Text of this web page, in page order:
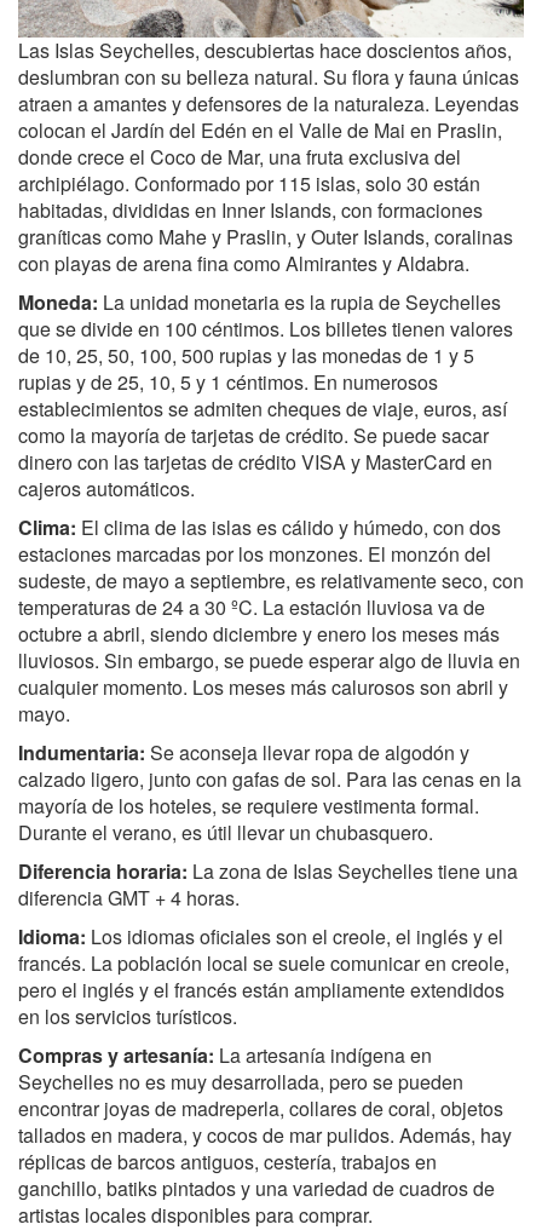
Las Islas Seychelles, descubiertas hace doscientos años,
deslumbran con su belleza natural. Su flora y fauna únicas
atraen a amantes y defensores de la naturaleza. Leyendas
colocan el Jardín del Edén en el Valle de Mai en Praslin,
donde crece el Coco de Mar, una fruta exclusiva del
archipiélago. Conformado por 115 islas, solo 30 están
habitadas, divididas en Inner Islands, con formaciones
graníticas como Mahe y Praslin, y Outer Islands, coralinas
con playas de arena fina como Almirantes y Aldabra.
Moneda: La unidad monetaria es la rupia de Seychelles
que se divide en 100 céntimos. Los billetes tienen valores
de 10, 25, 50, 100, 500 rupias y las monedas de 1 y 5
rupias y de 25, 10, 5 y 1 céntimos. En numerosos
establecimientos se admiten cheques de viaje, euros, así
como la mayoría de tarjetas de crédito. Se puede sacar
dinero con las tarjetas de crédito VISA y MasterCard en
cajeros automáticos.
Clima: El clima de las islas es cálido y húmedo, con dos
estaciones marcadas por los monzones. El monzón del
sudeste, de mayo a septiembre, es relativamente seco, con
temperaturas de 24 a 30 ºC. La estación lluviosa va de
octubre a abril, siendo diciembre y enero los meses más
lluviosos. Sin embargo, se puede esperar algo de lluvia en
cualquier momento. Los meses más calurosos son abril y
mayo.
Indumentaria: Se aconseja llevar ropa de algodón y
calzado ligero, junto con gafas de sol. Para las cenas en la
mayoría de los hoteles, se requiere vestimenta formal.
Durante el verano, es útil llevar un chubasquero.
Diferencia horaria: La zona de Islas Seychelles tiene una
diferencia GMT + 4 horas.
Idioma: Los idiomas oficiales son el creole, el inglés y el
francés. La población local se suele comunicar en creole,
pero el inglés y el francés están ampliamente extendidos
en los servicios turísticos.
Compras y artesanía: La artesanía indígena en
Seychelles no es muy desarrollada, pero se pueden
encontrar joyas de madreperla, collares de coral, objetos
tallados en madera, y cocos de mar pulidos. Además, hay
réplicas de barcos antiguos, cestería, trabajos en
ganchillo, batiks pintados y una variedad de cuadros de
artistas locales disponibles para comprar.